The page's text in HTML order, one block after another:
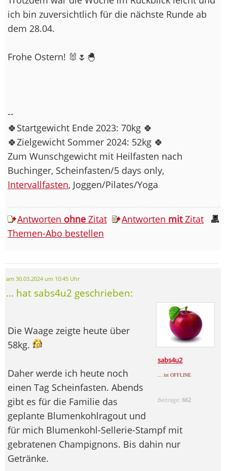
ich bin zuversichtlich für die nächste Runde ab
dem 28.04.
Frohe Ostern! 🐰🌷🐣
--
🍀Startgewicht Ende 2023: 70kg 🍀
🍀Zielgewicht Sommer 2024: 52kg 🍀
Zum Wunschgewicht mit Heilfasten nach
Buchinger, Scheinfasten/5 days only,
Intervallfasten, Joggen/Pilates/Yoga
Antworten ohne Zitat Antworten mitZitat
Themen-Abo bestellen
am 30.03.2024 um 10:45 Uhr
... hat sabs4u2 geschrieben:
sabs4u2
... ist OFFLINE
Beiträge: 662
Die Waage zeigte heute über
58kg.
Daher werde ich heute noch
einen Tag Scheinfasten. Abends
gibt es für die Familie das
geplante Blumenkohlragout und
für mich Blumenkohl-Sellerie-Stampf mit
gebratenen Champignons. Bis dahin nur
Getränke.